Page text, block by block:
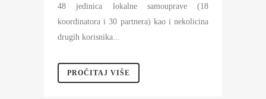
48 jedinica lokalne samouprave (18
koordinatora i 30 partnera) kao i nekolicina
drugih korisnika...
PROČITAJ VIŠE